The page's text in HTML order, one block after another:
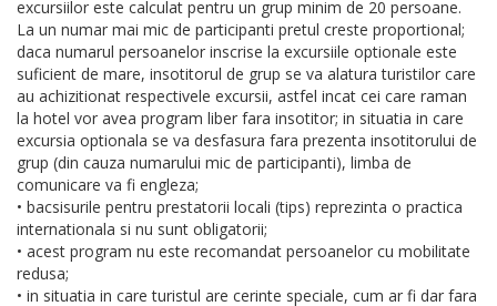
excursiilor este calculat pentru un grup minim de 20 persoane.
La un numar mai mic de participanti pretul creste proportional;
daca numarul persoanelor inscrise la excursiile optionale este
suficient de mare, insotitorul de grup se va alatura turistilor care
au achizitionat respectivele excursii, astfel incat cei care raman
la hotel vor avea program liber fara insotitor; in situatia in care
excursia optionala se va desfasura fara prezenta insotitorului de
grup (din cauza numarului mic de participanti), limba de
comunicare va fi engleza;
• bacsisurile pentru prestatorii locali (tips) reprezinta o practica
internationala si nu sunt obligatorii;
• acest program nu este recomandat persoanelor cu mobilitate
redusa;
• in situatia in care turistul are cerinte speciale, cum ar fi dar fara